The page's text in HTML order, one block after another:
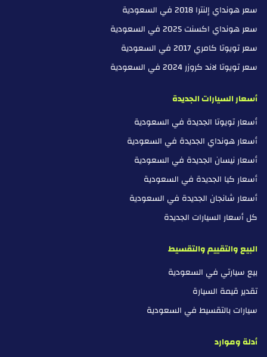
سعر هونداي إلنترا 2018 في السعودية
سعر هونداي اكسنت 2025 في السعودية
سعر تويوتا كامري 2017 في السعودية
سعر تويوتا لاند كروزر 2024 في السعودية
أسعار السيارات الجديدة
أسعار تويوتا الجديدة في السعودية
أسعار هونداي الجديدة في السعودية
أسعار نيسان الجديدة في السعودية
أسعار كيا الجديدة في السعودية
أسعار شانجان الجديدة في السعودية
كل أسعار السيارات الجديدة
البيع والتقييم والتقسيط
بيع سيارتي في السعودية
تقدير قيمة السيارة
سيارات بالتقسيط في السعودية
أدلة وموارد